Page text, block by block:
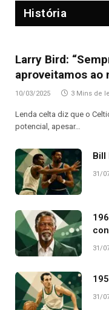
História
Larry Bird:
aproveitamos ao
10/03/2025 3 Mins de
Lenda celta diz que o
potencial, apesar…
Bill
31/
31/
31/